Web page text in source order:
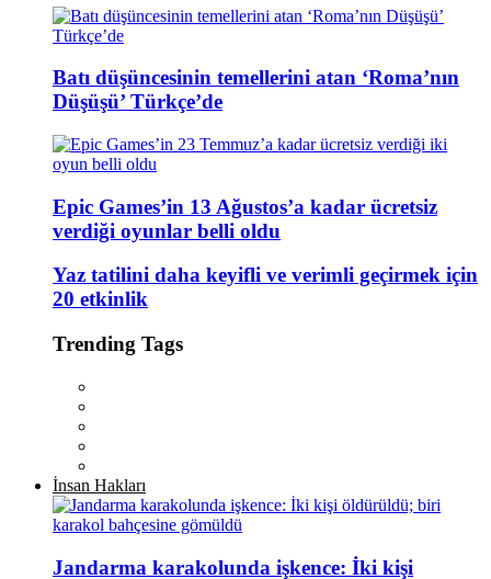
Batı düşüncesinin temellerini atan ‘Roma’nın
Düşüşü’ Türkçe’de
Epic Games’in 13 Ağustos’a kadar ücretsiz
verdiği oyunlar belli oldu
Yaz tatilini daha keyifli ve verimli geçirmek için
20 etkinlik
Trending Tags
İnsan Hakları
Jandarma karakolunda işkence: İki kişi